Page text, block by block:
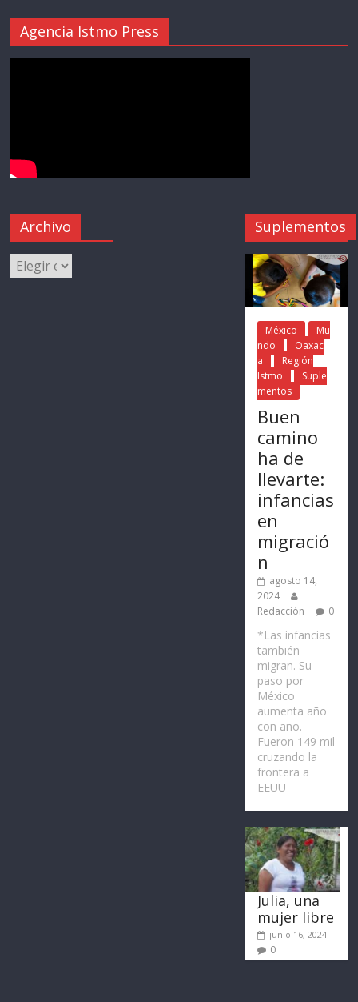
Agencia Istmo Press
Archivo Suplementos
México
Mu
ndo
Oaxac
a
Región
Istmo
Suple
mentos
Buen
camino
ha de
llevarte:
infancias
en
migració
n
agosto 14,
2024
Redacción
0
*Las infancias
también
migran. Su
paso por
México
aumenta año
con año.
Fueron 149 mil
cruzando la
frontera a
EEUU
Julia, una
mujer libre
junio 16, 2024
0